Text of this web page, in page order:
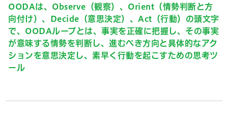
OODAは、Observe（観察）、Orient（情勢判断と方
向付け）、Decide（意思決定）、Act（行動）の頭文字
で、OODAループとは、事実を正確に把握し、その事実
が意味する情勢を判断し、進むべき方向と具体的なアク
ションを意思決定し、素早く行動を起こすための思考ツ
ール